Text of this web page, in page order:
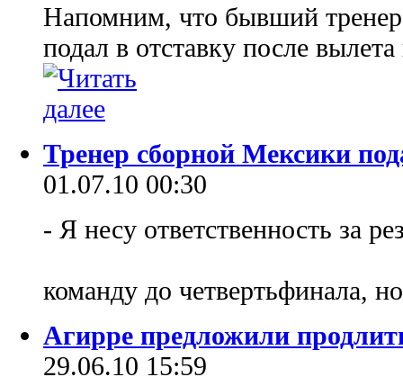
Напомним, что бывший
подал в отставку после
Тренер сборной Мексики
01.07.10 00:30
- Я несу ответственность за
команду до четвертьфинала,
Агирре предложили
29.06.10 15:59